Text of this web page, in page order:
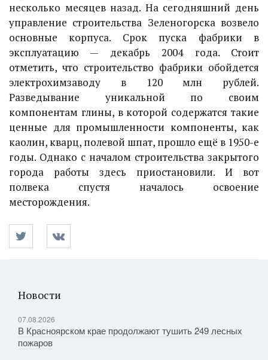
несколько месяцев назад. На сегодняшний день
управление строительства Зеленогорска возвело
основные корпуса. Срок пуска фабрики в
эксплуатацию — декабрь 2004 года. Стоит
отметить, что строительство фабрики обойдется
электрохимзаводу в 120 млн рублей.
Разведывание уникальной по своим
компонентам глины, в которой содержатся такие
ценные для промышленности компоненты, как
каолин, кварц, полевой шпат, прошло ещё в 1950-е
годы. Однако с началом строительства закрытого
города работы здесь приостановили. И вот
полвека спустя началось освоение
месторождения.
Новости
07.08.2026
В Красноярском крае продолжают тушить 249 лесных
пожаров